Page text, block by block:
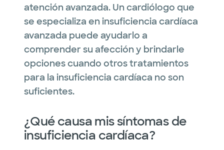
atención avanzada. Un cardiólogo que
se especializa en insuficiencia cardíaca
avanzada puede ayudarlo a
comprender su afección y brindarle
opciones cuando otros tratamientos
para la insuficiencia cardíaca no son
suficientes.
¿Qué causa mis síntomas de
insuficiencia cardíaca?